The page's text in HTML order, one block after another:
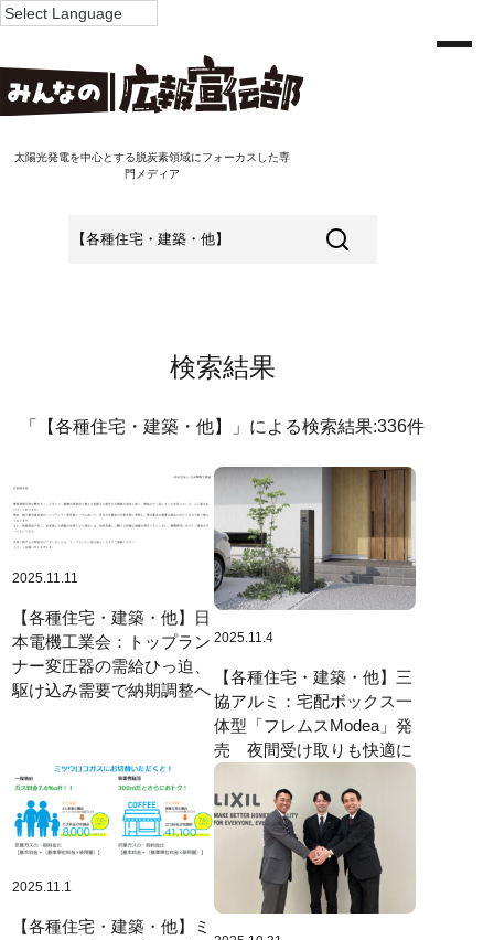
太陽光発電を中心とする脱炭素領域にフォーカスした専
門メディア
検索結果
「【各種住宅・建築・他】」による検索結果:336件
2025.11.11
【各種住宅・建築・他】日
本電機工業会：トップラン
ナー変圧器の需給ひっ迫、
駆け込み需要で納期調整へ
2025.11.4
【各種住宅・建築・他】三
協アルミ：宅配ボックス一
体型「フレムスModea」発
売 夜間受け取りも快適に
2025.11.1
【各種住宅・建築・他】ミ